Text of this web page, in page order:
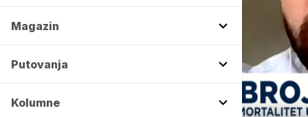
Magazin
Putovanja
Kolumne